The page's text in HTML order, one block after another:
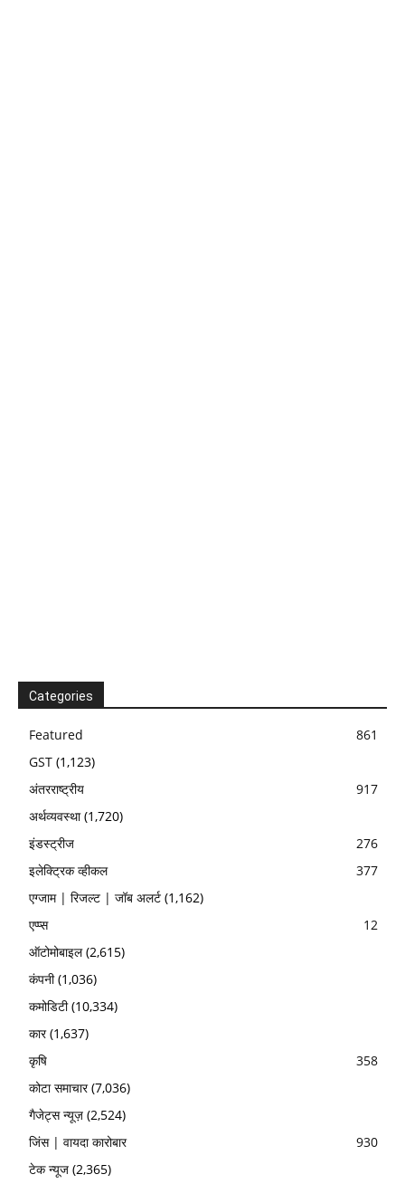
Categories
Featured
861
GST (1,123)
अंतरराष्ट्रीय
917
अर्थव्यवस्था(1,720)
इंडस्ट्रीज
276
इलेक्ट्रिक व्हीकल
377
एग्जाम | रिजल्ट | जॉब अलर्ट (1,162)
एप्प्स
12
ऑटोमोबाइल(2,615)
कंपनी(1,036)
कमोडिटी(10,334)
कार(1,637)
कृषि
358
कोटा समाचार(7,036)
गैजेट्स न्यूज़ (2,524)
जिंस | वायदा कारोबार
930
टेक न्यूज (2,365)